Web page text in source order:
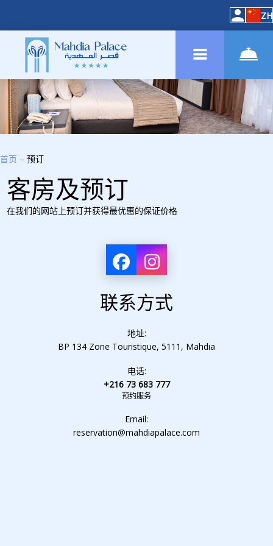
ZH
首页 – 预订
客房及预订
在我们的网站上预订并获得最优惠的保证价格
联系方式
地址:
BP 134 Zone Touristique, 5111, Mahdia
电话:
+216 73 683 777
预约服务
Email:
reservation@mahdiapalace.com